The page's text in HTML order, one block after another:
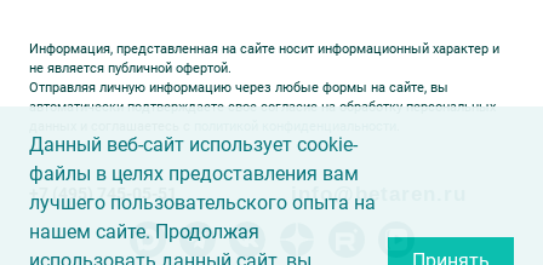
Информация, представленная на сайте носит информационный характер и
не является публичной офертой.
Отправляя личную информацию через любые формы на сайте, вы
автоматически подтверждаете свое согласие на обработку персональных
info@betaren.ru
Данный веб-сайт использует cookie-
файлы в целях предоставления вам
лучшего пользовательского опыта на
нашем сайте. Продолжая